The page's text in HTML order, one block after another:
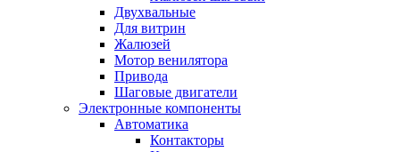
Двухвальные
Для витрин
Жалюзей
Мотор венилятора
Привода
Шаговые двигатели
Электронные компоненты
Автоматика
Контакторы